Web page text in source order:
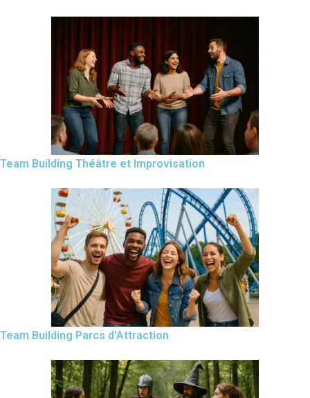
Team Building Théâtre et Improvisation
Team Building Parcs d'Attraction